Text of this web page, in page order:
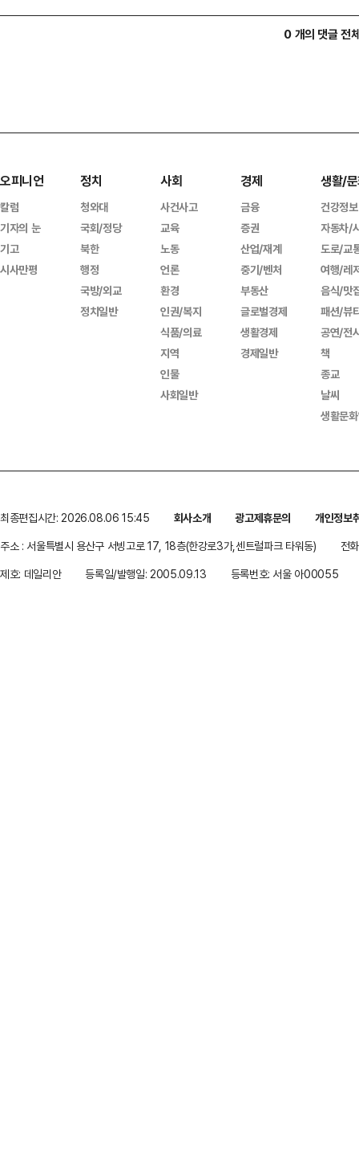
0 개의 댓글 전
오피니언
칼럼
기자의 눈
기고
시사만평
정치
청와대
국회/정당
북한
행정
국방/외교
정치일반
사회
사건사고
교육
노동
언론
환경
인권/복지
식품/의료
지역
인물
사회일반
경제
금융
증권
산업/재계
중기/벤처
부동산
글로벌경제
생활경제
경제일반
생활/
건강정보
자동차/
도로/교
여행/레
음식/맛
패션/뷰
공연/전
책
종교
날씨
생활문
최종편집시간: 2026.08.06 15:45 회사소개 광고제휴문의
개인정보
주소 : 서울특별시 용산구 서빙고로 17, 18층(한강로3가,센트럴파크 타워동)
전
제호: 데일리안
등록일/발행일: 2005.09.13 등록번호: 서울 아00055